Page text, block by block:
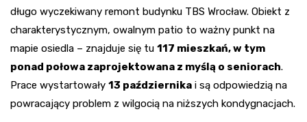
długo wyczekiwany remont budynku TBS Wrocław. Obiekt z
charakterystycznym, owalnym patio to ważny punkt na
mapie osiedla – znajduje się tu 117 mieszkań, w tym
ponad połowa zaprojektowana z myślą o seniorach.
Prace wystartowały 13 października i są odpowiedzią na
powracający problem z wilgocią na niższych kondygnacjach.